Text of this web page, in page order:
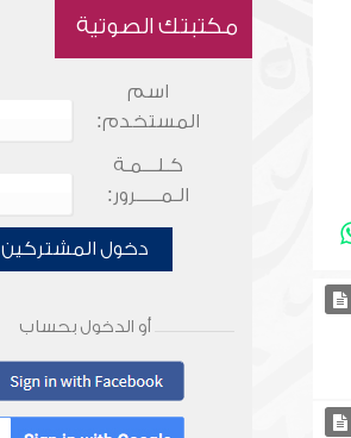
مكتبتك الصوتية
اسم
المستخدم:
كـلـــمـة
الـمـــــرور:
دخول المشتركين
أو الدخول بحساب